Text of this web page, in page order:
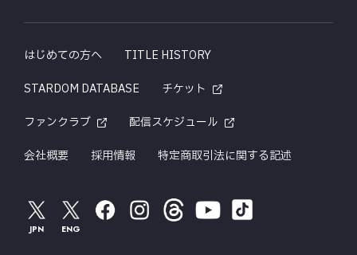
はじめての方へ
TITLE HISTORY
STARDOM DATABASE
チケット
ファンクラブ
配信スケジュール
会社概要
採用情報 特定商取引法に関する記述
JPN ENG